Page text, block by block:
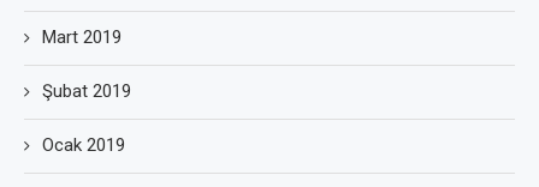
Mart 2019
Şubat 2019
Ocak 2019